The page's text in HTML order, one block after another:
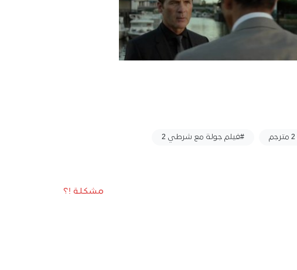
#فيلم جولة مع شرطي 2
مشكلة !؟